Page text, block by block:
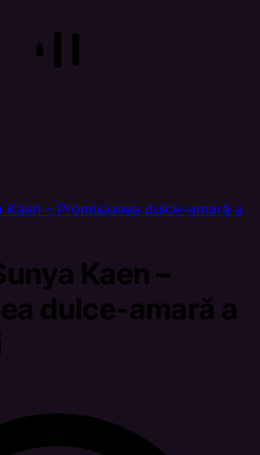
Kaen – Promisiunea dulce-amară a
Kaen –
dulce-amară a